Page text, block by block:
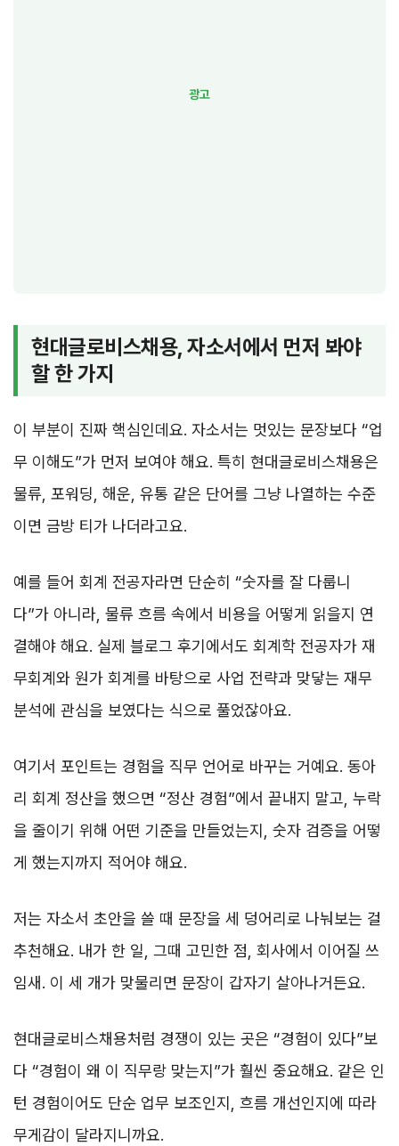
현대글로비스채용, 자소서에서 먼저 봐야
할 한 가지
이 부분이 진짜 핵심인데요. 자소서는 멋있는 문장보다 “업
무 이해도”가 먼저 보여야 해요. 특히 현대글로비스채용은
물류, 포워딩, 해운, 유통 같은 단어를 그냥 나열하는 수준
이면 금방 티가 나더라고요.
예를 들어 회계 전공자라면 단순히 “숫자를 잘 다룹니
다”가 아니라, 물류 흐름 속에서 비용을 어떻게 읽을지 연
결해야 해요. 실제 블로그 후기에서도 회계학 전공자가 재
무회계와 원가 회계를 바탕으로 사업 전략과 맞닿는 재무
분석에 관심을 보였다는 식으로 풀었잖아요.
여기서 포인트는 경험을 직무 언어로 바꾸는 거예요. 동아
리 회계 정산을 했으면 “정산 경험”에서 끝내지 말고, 누락
을 줄이기 위해 어떤 기준을 만들었는지, 숫자 검증을 어떻
게 했는지까지 적어야 해요.
저는 자소서 초안을 쓸 때 문장을 세 덩어리로 나눠보는 걸
추천해요. 내가 한 일, 그때 고민한 점, 회사에서 이어질 쓰
임새. 이 세 개가 맞물리면 문장이 갑자기 살아나거든요.
현대글로비스채용처럼 경쟁이 있는 곳은 “경험이 있다”보
다 “경험이 왜 이 직무랑 맞는지”가 훨씬 중요해요. 같은 인
턴 경험이어도 단순 업무 보조인지, 흐름 개선인지에 따라
무게감이 달라지니까요.